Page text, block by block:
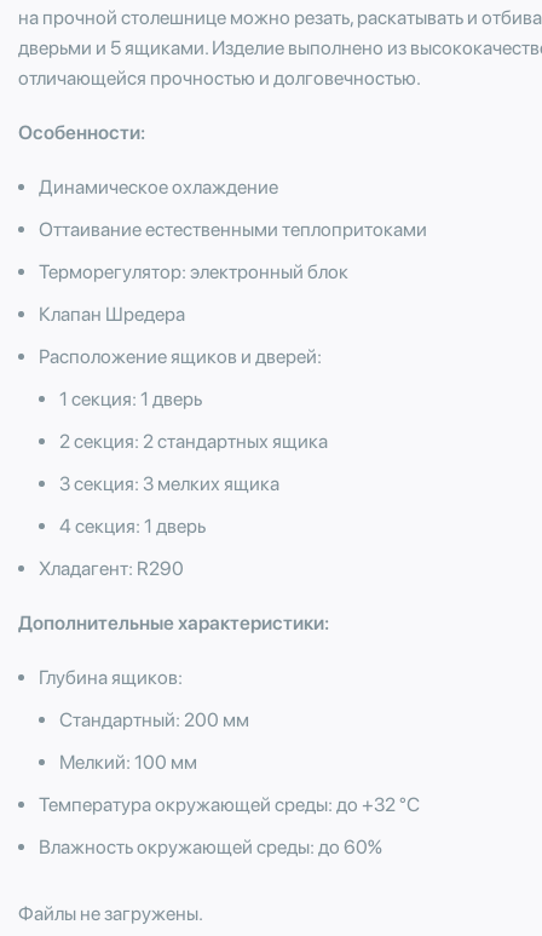
на прочной столешнице можно резать, раскатывать и
дверьми и 5 ящиками. Изделие выполнено из
отличающейся прочностью и долговечностью.
Особенности:
Динамическое охлаждение
Оттаивание естественными теплопритоками
Терморегулятор: электронный блок
Клапан Шредера
Расположение ящиков и дверей:
1 секция: 1 дверь
2 секция: 2 стандартных ящика
3 секция: 3 мелких ящика
4 секция: 1 дверь
Хладагент: R290
Дополнительные характеристики:
Глубина ящиков:
Стандартный: 200 мм
​Мелкий: 100 мм
Температура окружающей среды: до +32 °С
Влажность окружающей среды: до 60%
Файлы не загружены.